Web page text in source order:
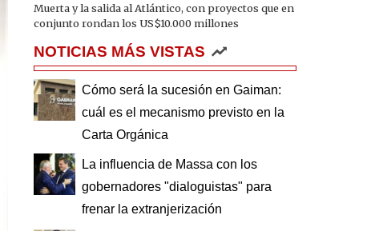
Muerta y la salida al Atlántico, con proyectos que en
conjunto rondan los US$10.000 millones
NOTICIAS MÁS VISTAS
Cómo será la sucesión en Gaiman:
cuál es el mecanismo previsto en la
Carta Orgánica
La influencia de Massa con los
gobernadores "dialoguistas" para
frenar la extranjerización